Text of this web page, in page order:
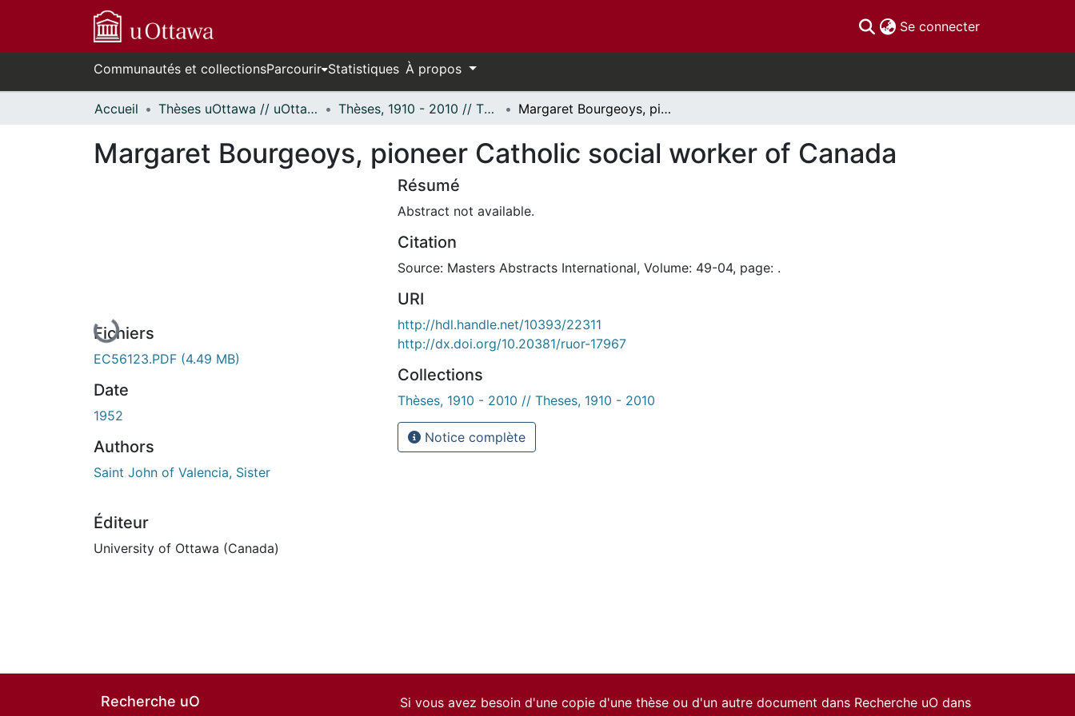
Se connecter(current)
Communautés et collectionsParcourir Statistiques À propos
Accueil Thèses uOttawa // uOttawa Theses Thèses, 1910 - 2010 // Theses, 1910 - 2010 Margaret Bourgeoys, pioneer Catholic social worker of Canada
Margaret Bourgeoys, pioneer Catholic social worker of Canada
En cours de chargement...
Fichiers
EC56123.PDF (4.49 MB)
Date
1952
Authors
Saint John of Valencia, Sister
Éditeur
University of Ottawa (Canada)
Résumé
Abstract not available.
Citation
Source: Masters Abstracts International, Volume: 49-04, page: .
URI
http://hdl.handle.net/10393/22311
http://dx.doi.org/10.20381/ruor-17967
Collections
Thèses, 1910 - 2010 // Theses, 1910 - 2010
Notice complète
Recherche uO
Si vous avez besoin d'une copie d'une thèse ou d'un autre document dans Recherche uO dans